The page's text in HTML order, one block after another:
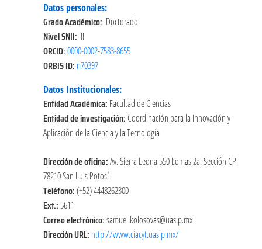
Datos personales:
Grado Académico: Doctorado
Nivel SNII: II
ORCID:0000-0002-7583-8655
ORBIS ID: n70397
Datos Institucionales:
Entidad Académica: Facultad de Ciencias
Entidad de investigación: Coordinación para la Innovación y
Aplicación de la Ciencia y la Tecnología
Dirección de oficina:Av. Sierra Leona 550 Lomas 2a. Sección CP.
78210 San Luis Potosí
Teléfono:(+52) 4448262300
Ext.:5611
Correo electrónico:samuel.kolosovas@uaslp.mx
Dirección URL: http://www.ciacyt.uaslp.mx/